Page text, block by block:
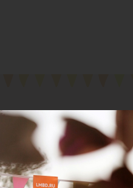
Соглашение об оказании услуг
Правила сайта
Оферта для продавцов